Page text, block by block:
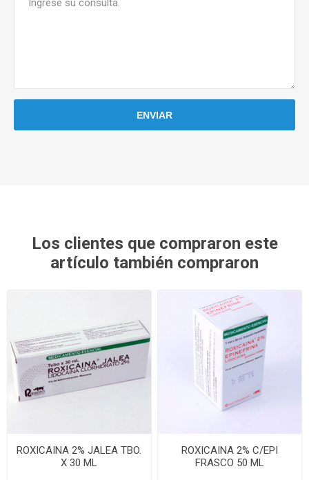
Los clientes que compraron este
artículo también compraron
ROXICAINA 2% JALEA TBO.
X 30 ML
ROXICAINA 2% C/EPI
FRASCO 50 ML